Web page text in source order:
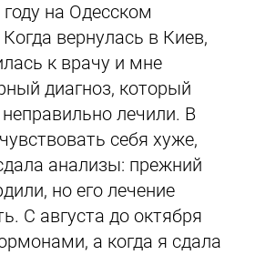
на Одесском
вернулась в Киев,
к врачу и мне
диагноз, который
лечили. В
себя хуже,
анализы: прежний
но его лечение
С августа до октября
а когда я сдала